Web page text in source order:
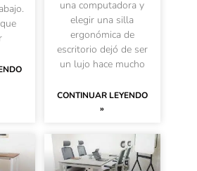
una computadora y
elegir una silla
ergonómica de
escritorio dejó de ser
un lujo hace mucho
CONTINUAR LEYENDO
»